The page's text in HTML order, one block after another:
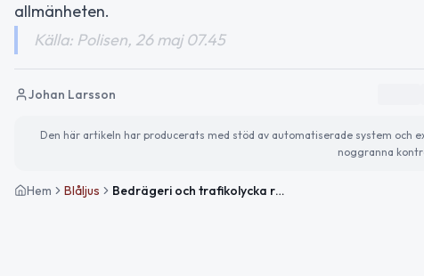
allmänheten.
Källa: Polisen, 26 maj 07.45
Johan Larsson
Den här artikeln har producerats med stöd av automatiserade system
noggranna
Hem Blåljus Bedrägeri och trafikolycka rapporterade i Jönköpings län under natten